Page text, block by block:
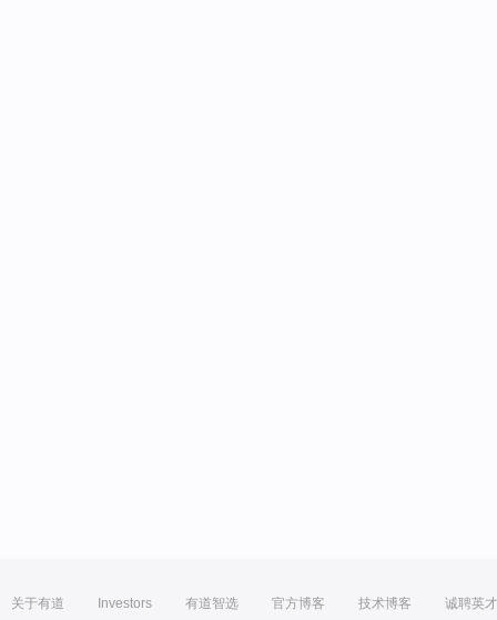
关于有道 Investors 有道智选 官方博客 技术博客 诚聘英才